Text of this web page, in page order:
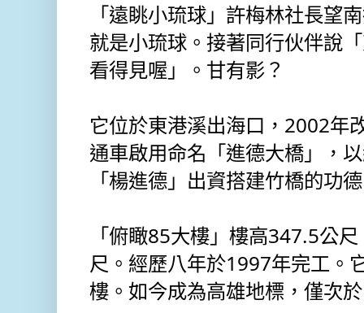
「遠眺小琉球」許梅林社長望
就是小琉球。接著同行伙伴說
看得見喔」。甘有影？
它位於東港溪出海口，2002年
通車啟用命名「進德大橋」，
「楊進德」出資搭建竹橋的功
「俯瞰85大樓」樓高347.5公
尺。經歷八年於1997年完工。
樓。如今成為高雄地標，僅次